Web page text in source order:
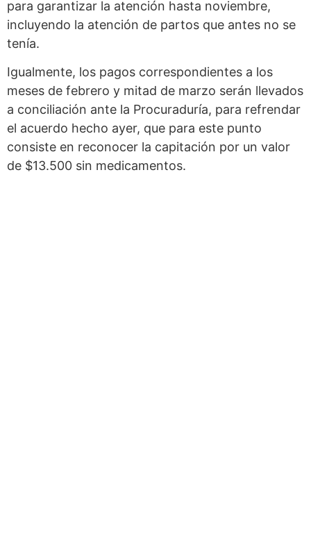
para garantizar la atención hasta noviembre,
incluyendo la atención de partos que antes no se
tenía.
Igualmente, los pagos correspondientes a los
meses de febrero y mitad de marzo serán llevados
a conciliación ante la Procuraduría, para refrendar
el acuerdo hecho ayer, que para este punto
consiste en reconocer la capitación por un valor
de $13.500 sin medicamentos.